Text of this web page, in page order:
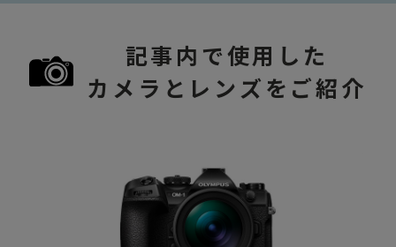
記事内で使用した
カメラとレンズをご紹介